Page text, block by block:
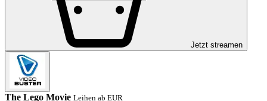
Jetzt streamen
The Lego Movie Leihen ab EUR